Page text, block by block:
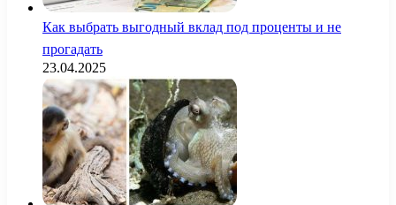
Как выбрать выгодный вклад под проценты и не
прогадать
23.04.2025